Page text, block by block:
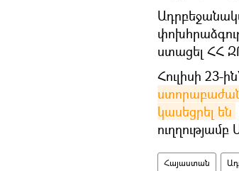
ստացել ՀՀ
Հուլիսի 23-
կասեցրել են
Հայաստան